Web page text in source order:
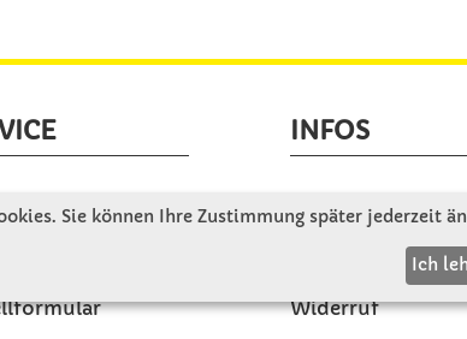
Gründe für Winkler
INFOS
Zahlung &
Rücksendung
Widerruf
Sie können Ihre Zustimmung später jederzeit
Ich